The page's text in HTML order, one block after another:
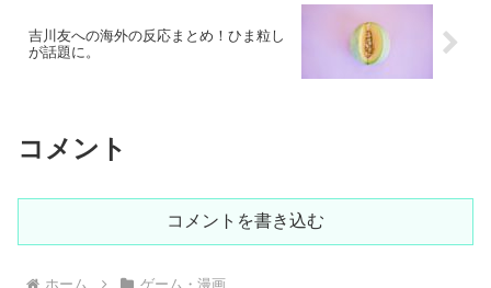
吉川友への海外の反応まとめ！ひま粒し
が話題に。
コメント
コメントを書き込む
ホーム ゲーム・漫画